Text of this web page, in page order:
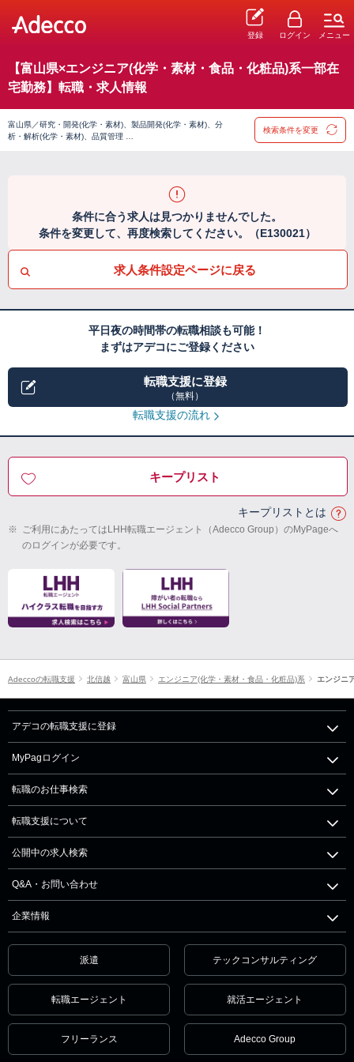
登録 ログイン メニュー
【富山県×エンジニア(化学・素材・食品・化粧品)系一部在
宅勤務】転職・求人情報
富山県／研究・開発(化学・素材)、製品開発(化学・素材)、分
析・解析(化学・素材)、品質管理 …
検索条件を変更
条件に合う求人は見つかりませんでした。
条件を変更して、再度検索してください。（E130021）
求人条件設定ページに戻る
平日夜の時間帯の転職相談も可能！
まずはアデコにご登録ください
転職支援に登録
（無料）
転職支援の流れ
キープリスト
キープリストとは
※ ご利用にあたってはLHH転職エージェント（Adecco Group）のMyPageへ
のログインが必要です。
Adeccoの転職支援 北信越 富山県 エンジニア(化学・素材・食品・化粧品)系 エンジニ
アデコの転職支援に登録
MyPagログイン
転職のお仕事検索
転職支援について
公開中の求人検索
Q&A・お問い合わせ
企業情報
派遣 テックコンサルティング
転職エージェント 就活エージェント
フリーランス Adecco Group